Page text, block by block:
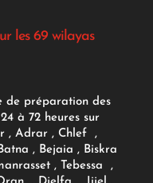
les 69 wilayas
de préparation des
à 72 heures sur
, Adrar, Chlef ,
, Bejaia , Biskra
, Tebessa ,